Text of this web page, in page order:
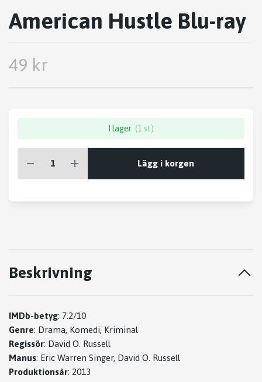
American Hustle Blu-ray
49 kr
I lager (1 st)
Lägg i korgen
Beskrivning
IMDb-betyg: 7.2/10
Genre: Drama, Komedi, Kriminal
Regissör: David O. Russell
Manus: Eric Warren Singer, David O. Russell
Produktionsår: 2013